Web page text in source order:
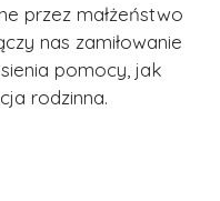
przez małżeństwo
nas zamiłowanie
pomocy, jak
rodzinna.